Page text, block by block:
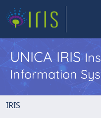
UNICA IRIS
Information
IRIS